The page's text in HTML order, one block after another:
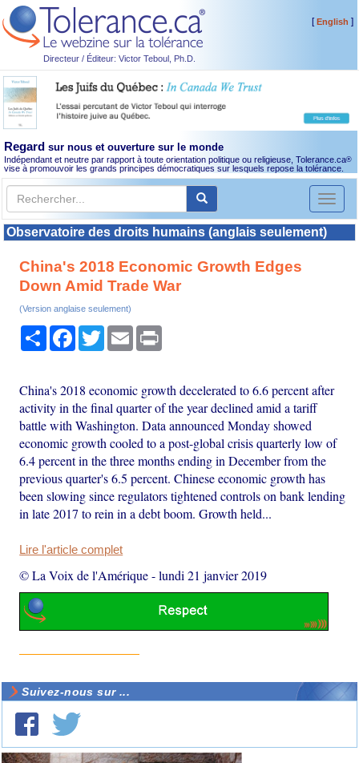
Directeur / Éditeur: Victor Teboul, Ph.D.
[English ]
Regard sur nous et ouverture sur le monde
Indépendant et neutre par rapport à toute orientation politique ou religieuse, Tolerance.ca®
vise à promouvoir les grands principes démocratiques sur lesquels repose la tolérance.
Toggle
Observatoire des droits humains (anglais seulement)
China's 2018 Economic Growth Edges
Down Amid Trade War
(Version anglaise seulement)
PartagerFacebook
TwitterEmail
China's 2018 economic growth decelerated to 6.6 percent after
activity in the final quarter of the year declined amid a tariff
battle with Washington. Data announced Monday showed
economic growth cooled to a post-global crisis quarterly low of
6.4 percent in the three months ending in December from the
previous quarter's 6.5 percent. Chinese economic growth has
been slowing since regulators tightened controls on bank lending
in late 2017 to rein in a debt boom. Growth held...
Lire l'article complet
© La Voix de l'Amérique-lundi 21 janvier 2019
Suivez-nous sur ...